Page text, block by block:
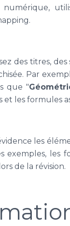
des titres,
Par
que "
les formules
les
exemples, les
de la révision.